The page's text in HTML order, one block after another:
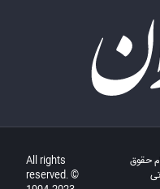
حقوق
All rights
reserved. ©